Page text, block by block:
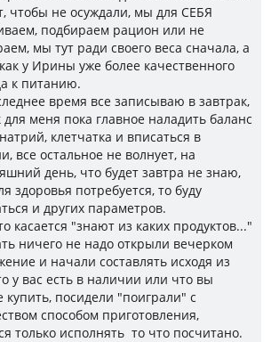
чтобы не осуждали, мы для СЕБЯ
подбираем рацион или не
мы тут ради своего веса сначала, а
у Ирины уже более качественного
к питанию.
время все записываю в завтрак,
для меня пока главное наладить баланс
клетчатка и вписаться в
все остальное не волнует, на
день, что будет завтра не знаю,
здоровья потребуется, то буду
и других параметров.
касается "знают из каких продуктов..."
ничего не надо открыли вечерком
и начали составлять исходя из
у вас есть в наличии или что вы
купить, посидели "поиграли" с
способом приготовления,
только исполнять то что посчитано.